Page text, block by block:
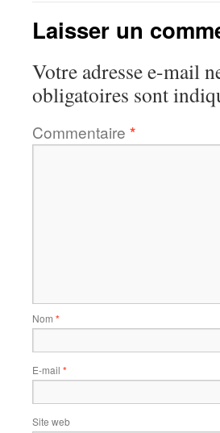
Laisser un
Votre adresse e-mail
obligatoires sont
Commentaire *
Nom *
E-mail *
Site web